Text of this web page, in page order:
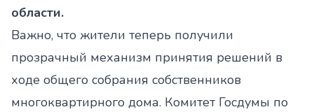
области.
Важно, что жители теперь получили
прозрачный механизм принятия решений в
ходе общего собрания собственников
многоквартирного дома. Комитет Госдумы по